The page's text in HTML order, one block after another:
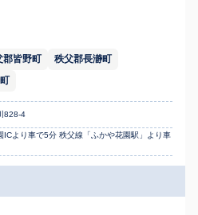
郡皆野町
秩父郡長瀞町
828-4
ICより車で5分 秩父線「ふかや花園駅」より車